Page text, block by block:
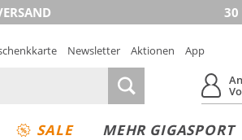
30
Newsletter Aktionen
App
SALE MEHR GIGASPORT